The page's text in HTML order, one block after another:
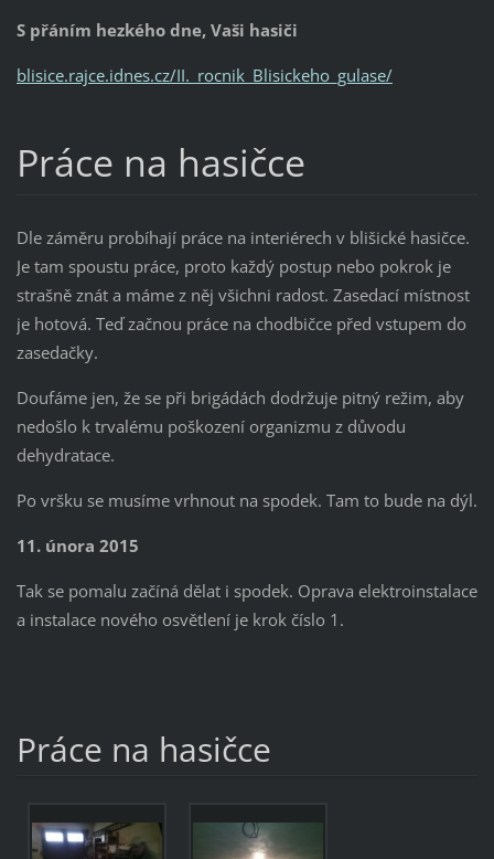
S přáním hezkého dne, Vaši hasiči
blisice.rajce.idnes.cz/II._rocnik_Blisickeho_gulase/
Práce na hasičce
Dle záměru probíhají práce na interiérech v blišické hasičce.
Je tam spoustu práce, proto každý postup nebo pokrok je
strašně znát a máme z něj všichni radost. Zasedací místnost
je hotová. Teď začnou práce na chodbičce před vstupem do
zasedačky.
Doufáme jen, že se při brigádách dodržuje pitný režim, aby
nedošlo k trvalému poškození organizmu z důvodu
dehydratace.
Po vršku se musíme vrhnout na spodek. Tam to bude na dýl.
11. února 2015
Tak se pomalu začíná dělat i spodek. Oprava elektroinstalace
a instalace nového osvětlení je krok číslo 1.
Práce na hasičce